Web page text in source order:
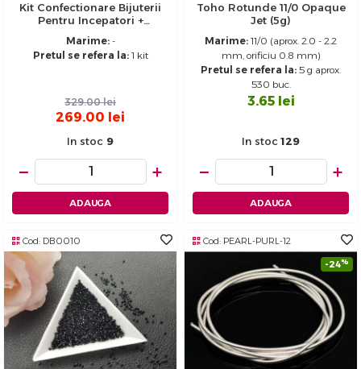
Kit Confectionare Bijuterii
Pentru Incepatori +
Marime:-
Pretul se refera la:1 kit
329.00 lei
269.00 lei
In stoc 9
− +
ADAUGA
Toho Rotunde 11/0 Opaque
Jet (5g)
Marime: 11/0 (aprox. 2.0 - 2.2
mm, orificiu 0.8 mm)
Pretul se refera la: 5 g aprox.
530 buc.
3.65 lei
In stoc129
− +
ADAUGA
Cod: DB0010 Cod: PEARL-PURL-12
-24%